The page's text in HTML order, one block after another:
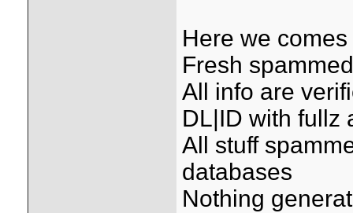
Here we
Fresh
All info are
DL|ID with fullz
All stuff
databases
Nothing